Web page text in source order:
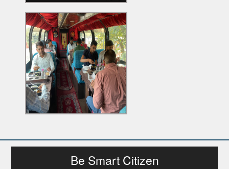
Be Smart Citizen